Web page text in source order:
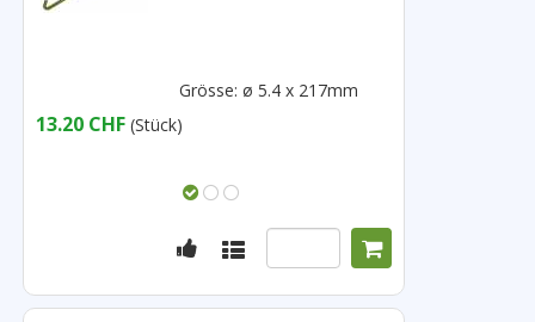
Grösse: ø 5.4 x 217mm
13.20 CHF (Stück)